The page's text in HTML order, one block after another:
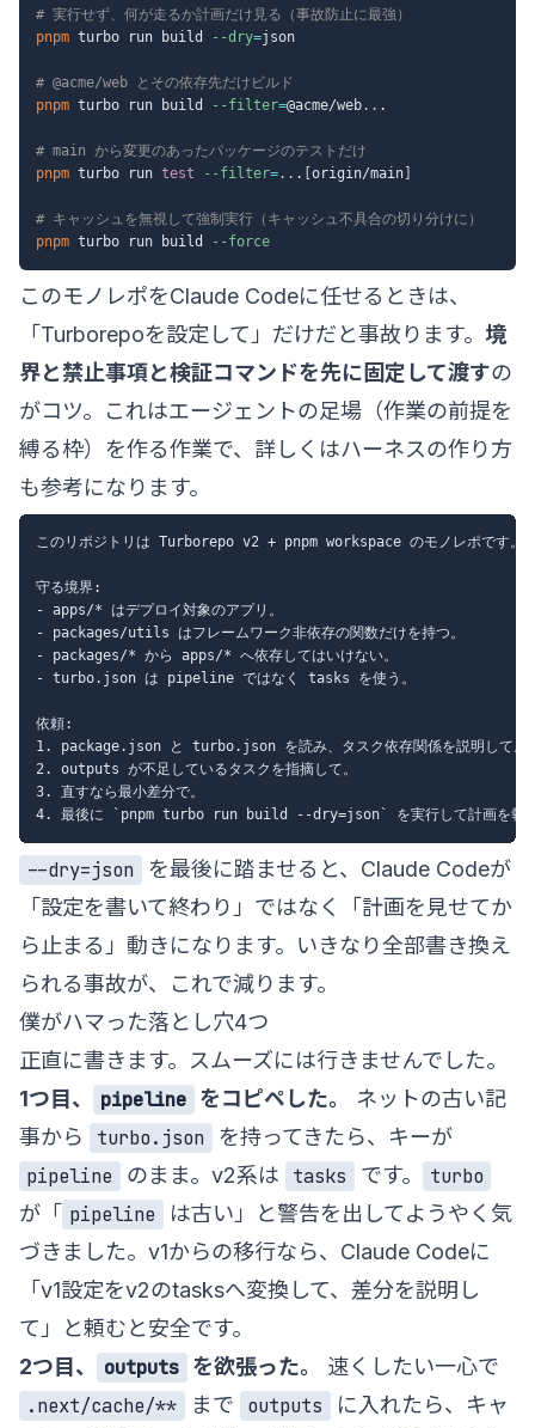
# 実行せず、何が走るか計画だけ見る（事故防止に最強）
pnpm turbo run build --dry=json
# @acme/web とその依存先だけビルド
pnpm turbo run build --filter=@acme/web.. .
# main から変更のあったパッケージのテストだけ
pnpm turbo run test --filter=.. . origin/main
# キャッシュを無視して強制実行（キャッシュ不具合の切り分けに）
pnpm turbo run build --force
このモノレポをClaude Codeに任せるときは、
「Turborepoを設定して」だけだと事故ります。 境
界と禁止事項と検証コマンドを先に固定して渡すの
がコツ。これはエージェントの足場（作業の前提を
縛る枠）を作る作業で、詳しくはハーネスの作り方
も参考になります。
このリポジトリは Turborepo v2 + pnpm workspace のモノレポです。
守る境界:
- apps/* はデプロイ対象のアプリ。
- packages/utils はフレームワーク非依存の関数だけを持つ。
- packages/* から apps/* へ依存してはいけない。
- turbo.json は pipeline ではなく tasks を使う。
依頼:
1. package.json と turbo.json を読み、タスク依存関係を説明して。
2. outputs が不足しているタスクを指摘して。
3. 直すなら最小差分で。
--dry=json
を最後に踏ませると、Claude Codeが
「設定を書いて終わり」ではなく「計画を見せてか
ら止まる」動きになります。いきなり全部書き換え
られる事故が、これで減ります。
僕がハマった落とし穴4つ
正直に書きます。スムーズには行きませんでした。
1つ目、
pipeline をコピペした。
ネットの古い記
事から
turbo.json
を持ってきたら、キーが
pipeline
のまま。v2系は tasks です。
turbo
が「 pipeline
は古い」と警告を出してようやく気
づきました。v1からの移行なら、Claude Codeに
「v1設定をv2のtasksへ変換して、差分を説明し
て」と頼むと安全です。
2つ目、
outputs を欲張った。
速くしたい一心で
.next/cache/**
まで outputs
に入れたら、キャ